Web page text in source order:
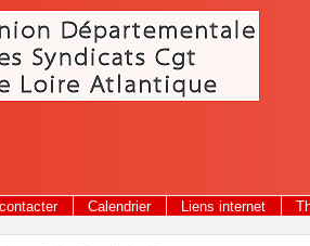
Calendrier Liens internet